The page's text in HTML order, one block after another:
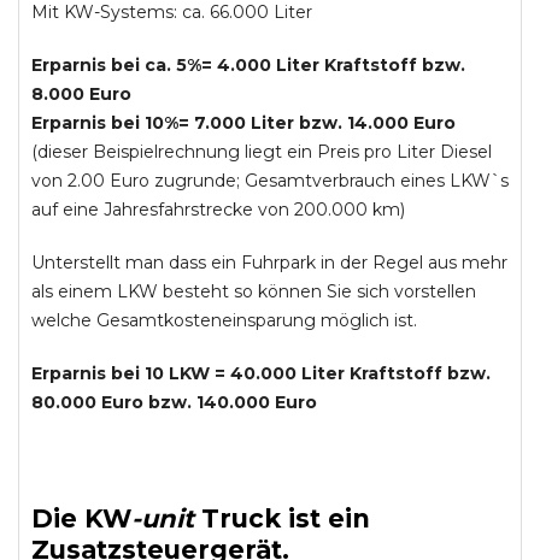
Mit KW-Systems: ca. 66.000 Liter
Erparnis bei ca. 5%= 4.000 Liter Kraftstoff bzw.
8.000 Euro
Erparnis bei 10%= 7.000 Liter bzw. 14.000 Euro
(dieser Beispielrechnung liegt ein Preis pro Liter Diesel
von 2.00 Euro zugrunde; Gesamtverbrauch eines LKW`s
auf eine Jahresfahrstrecke von 200.000 km)
Unterstellt man dass ein Fuhrpark in der Regel aus mehr
als einem LKW besteht so können Sie sich vorstellen
welche Gesamtkosteneinsparung möglich ist.
Erparnis bei 10 LKW = 40.000 Liter Kraftstoff bzw.
80.000 Euro bzw. 140.000 Euro
Die KW-unit Truckist ein
Zusatzsteuergerät.